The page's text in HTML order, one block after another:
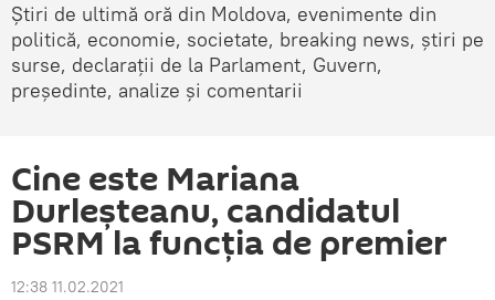
Știri de ultimă oră din Moldova, evenimente din
politică, economie, societate, breaking news, știri pe
surse, declarații de la Parlament, Guvern,
președinte, analize și comentarii
Cine este Mariana
Durleșteanu, candidatul
PSRM la funcția de premier
12:38 11.02.2021